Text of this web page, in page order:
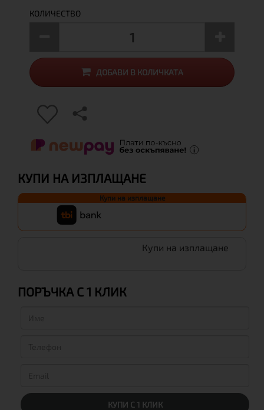
КОЛИЧЕСТВО
ДОБАВИ В КОЛИЧКАТА
КУПИ НА ИЗПЛАЩАНЕ
Купи на изплащане
Купи на изплащане
ПОРЪЧКА С 1 КЛИК
КУПИ С 1 КЛИК